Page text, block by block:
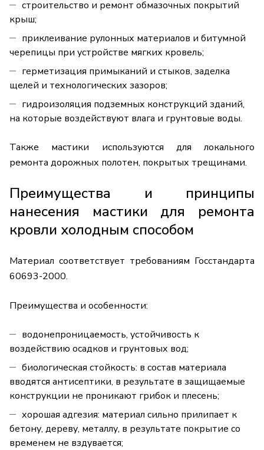
строительство и ремонт обмазочных покрытий
крыш;
приклеивание рулонных материалов и битумной
черепицы при устройстве мягких кровель;
герметизация примыканий и стыков, заделка
щелей и технологических зазоров;
гидроизоляция подземных конструкций зданий,
на которые воздействуют влага и грунтовые воды.
Также мастики используются для локального
ремонта дорожных полотен, покрытых трещинами.
Преимущества и принципы
нанесения мастики для ремонта
кровли холодным способом
Материал соответствует требованиям Госстандарта
60693-2000.
Преимущества и особенности:
водонепроницаемость, устойчивость к
воздействию осадков и грунтовых вод;
биологическая стойкость: в состав материала
вводятся антисептики, в результате в защищаемые
конструкции не проникают грибок и плесень;
хорошая адгезия: материал сильно прилипает к
бетону, дереву, металлу, в результате покрытие со
временем не вздувается;